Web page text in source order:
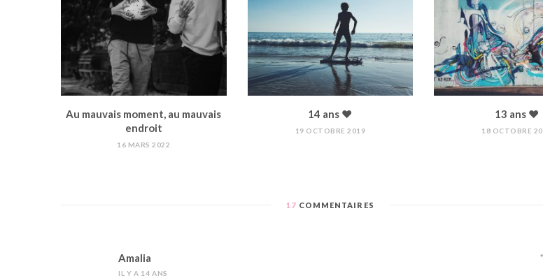
Au mauvais moment, au mauvais
endroit
16 MARS 2022
14 ans ♥︎
19 OCTOBRE 2019
13 ans ♥︎
18 OCTOBRE
17 COMMENTAIRES
Amalia
IL Y A 14 ANS